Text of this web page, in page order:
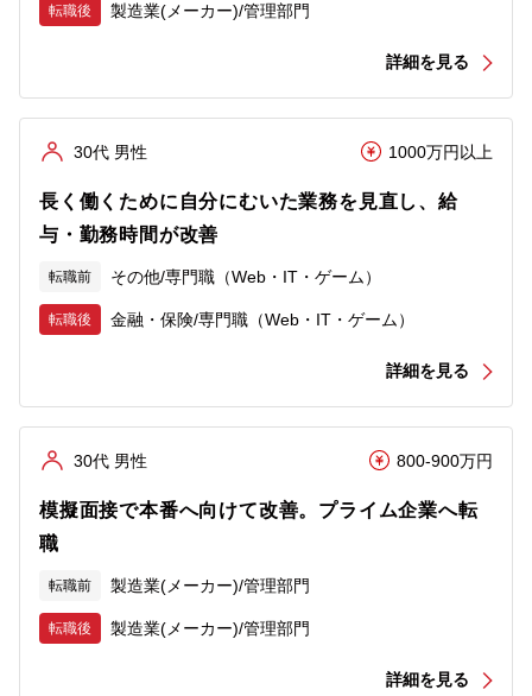
転職後 製造業(メーカー)/管理部門
詳細を見る
30代 男性 1000万円以上
長く働くために自分にむいた業務を見直し、給
与・勤務時間が改善
転職前 その他/専門職（Web・IT・ゲーム）
転職後 金融・保険/専門職（Web・IT・ゲーム）
詳細を見る
30代 男性 800-900万円
模擬面接で本番へ向けて改善。プライム企業へ転
職
転職前 製造業(メーカー)/管理部門
転職後 製造業(メーカー)/管理部門
詳細を見る